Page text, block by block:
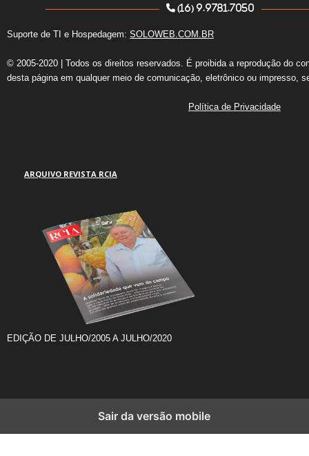
(16) 9.9781.7050
Suporte de TI e Hospedagem: SOLOWEB.COM.BR
© 2005-2020 | Todos os direitos reservados. É proibida a reprodução do
desta página em qualquer meio de comunicação, eletrônico ou impresso,
Política de Privacidade
ARQUIVO REVISTA RCIA
EDIÇÃO DE JULHO/2005 A JULHO/2020
Sair da versão mobile